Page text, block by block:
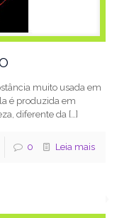
muito usada em
é produzida em
diferente da […]
0 Leia mais